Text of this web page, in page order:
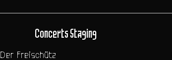
Concerts Staging
Der Freischütz